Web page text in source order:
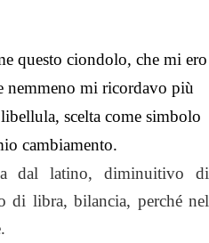
questo ciondolo, che mi ero
nemmeno mi ricordavo più
scelta come simbolo
cambiamento.
dal latino, diminuitivo di
di libra, bilancia, perché nel